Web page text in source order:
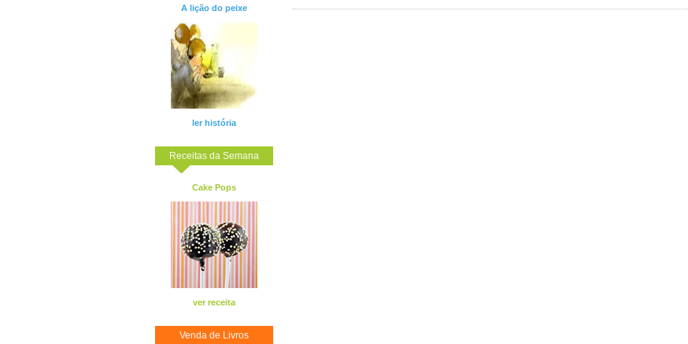
A lição do peixe
ler história
Receitas da Semana
Cake Pops
ver receita
Venda de Livros